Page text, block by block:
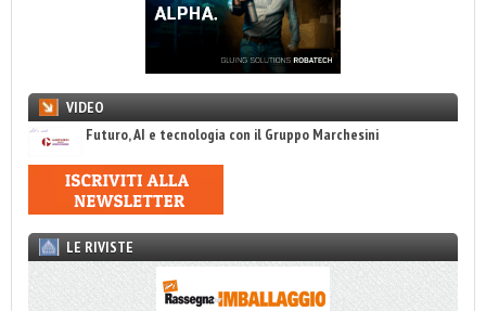
VIDEO
Futuro, AI e tecnologia con il Gruppo Marchesini
LE RIVISTE